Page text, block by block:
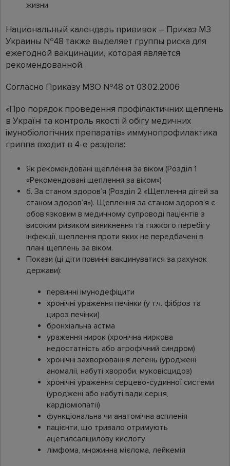
жизни
Национальный календарь прививок – Приказ МЗ
Украины №48 также выделяет группы риска для
ежегодной вакцинации, которая является
рекомендованной.
Согласно Приказу МЗО №48 от 03.02.2006
«Про порядок проведення профілактичних щеплень
в Україні та контроль якості й обігу медичних
імунобіологічних препаратів» иммунопрофилактика
гриппа входит в 4-е раздела:
Як рекомендовані щеплення за віком (Розділ 1
«Рекомендовані щеплення за віком»)
б. За станом здоров’я (Розділ 2 «Щеплення дітей за
станом здоров’я»). Щеплення за станом здоров’я є
обов’язковим в медичному супроводі пацієнтів з
високим ризиком виникнення та тяжкого перебігу
інфекції, щеплення проти яких не передбачені в
плані щеплень за віком.
Покази (ці діти повинні вакцинуватися за рахунок
держави):
первинні імунодефіцити
хронічні ураження печінки (у т.ч. фіброз та
цироз печінки)
бронхіальна астма
ураження нирок (хронічна ниркова
недостатність або атрофічний синдром)
хронічні захворювання легень (уроджені
аномалії, набуті хвороби, муковісцидоз)
хронічні ураження серцево-судинної системи
(уроджені або набуті вади серця,
кардіоміопатії)
функціональна чи анатомічна аспленія
пацієнти, що тривало отримують
ацетилсаліцилову кислоту
лімфома, множинна мієлома, лейкемія